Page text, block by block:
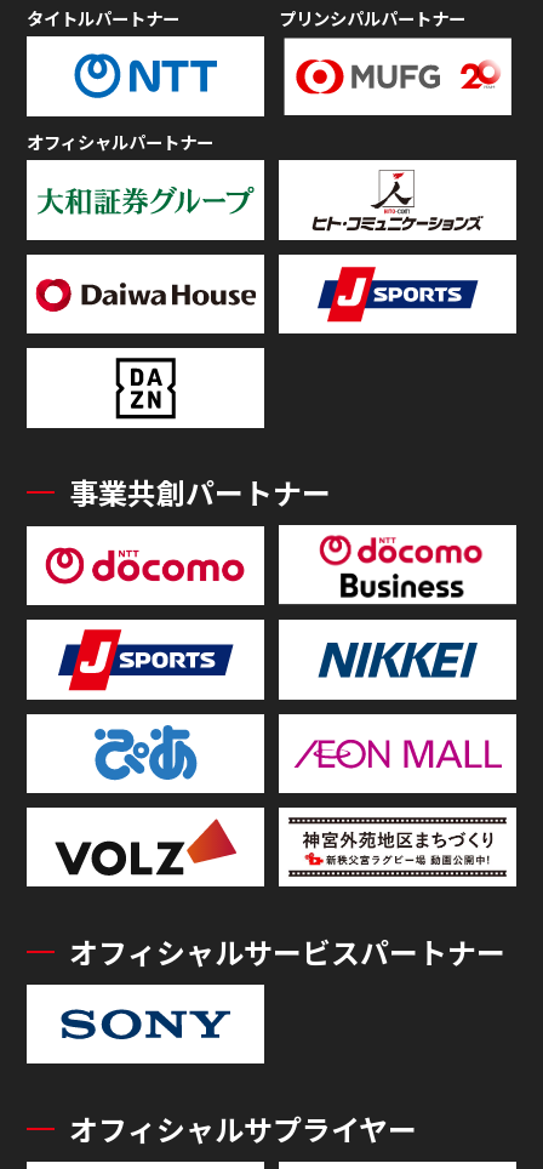
タイトルパートナー プリンシパルパートナー
オフィシャルパートナー
事業共創パートナー
オフィシャルサービスパートナー
オフィシャルサプライヤー